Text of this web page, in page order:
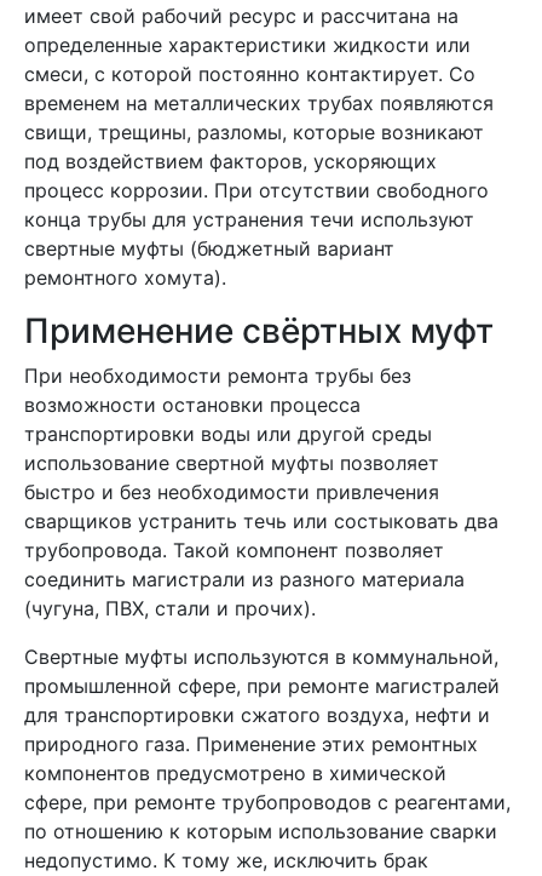
имеет свой рабочий ресурс и рассчитана на
определенные характеристики жидкости или
смеси, с которой постоянно контактирует. Со
временем на металлических трубах появляются
свищи, трещины, разломы, которые возникают
под воздействием факторов, ускоряющих
процесс коррозии. При отсутствии свободного
конца трубы для устранения течи используют
свертные муфты (бюджетный вариант
ремонтного хомута).
Применение свёртных муфт
При необходимости ремонта трубы без
возможности остановки процесса
транспортировки воды или другой среды
использование свертной муфты позволяет
быстро и без необходимости привлечения
сварщиков устранить течь или состыковать два
трубопровода. Такой компонент позволяет
соединить магистрали из разного материала
(чугуна, ПВХ, стали и прочих).
Свертные муфты используются в коммунальной,
промышленной сфере, при ремонте магистралей
для транспортировки сжатого воздуха, нефти и
природного газа. Применение этих ремонтных
компонентов предусмотрено в химической
сфере, при ремонте трубопроводов с реагентами,
по отношению к которым использование сварки
недопустимо. К тому же, исключить брак